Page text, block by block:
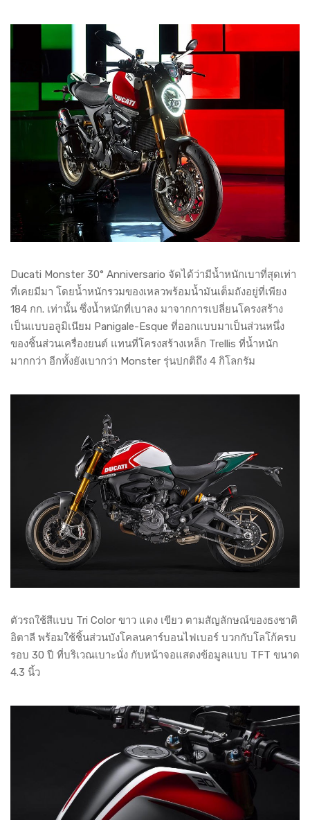
Ducati Monster 30° Anniversario จัดได้ว่ามีน้ำหนักเบาที่สุดเท่า
ที่เคยมีมา โดยน้ำหนักรวมของเหลวพร้อมน้ำมันเต็มถังอยู่ที่เพียง
184 กก. เท่านั้น ซึ่งน้ำหนักที่เบาลง มาจากการเปลี่ยนโครงสร้าง
เป็นแบบอลูมิเนียม Panigale-Esque ที่ออกแบบมาเป็นส่วนหนึ่ง
ของชิ้นส่วนเครื่องยนต์ แทนที่โครงสร้างเหล็ก Trellis ที่น้ำหนัก
มากกว่า อีกทั้งยังเบากว่า Monster รุ่นปกติถึง 4 กิโลกรัม
ตัวรถใช้สีแบบ Tri Color ขาว แดง เขียว ตามสัญลักษณ์ของธงชาติ
อิตาลี พร้อมใช้ชิ้นส่วนบังโคลนคาร์บอนไฟเบอร์ บวกกับโลโก้ครบ
รอบ 30 ปี ที่บริเวณเบาะนั่ง กับหน้าจอแสดงข้อมูลแบบ TFT ขนาด
4.3 นิ้ว